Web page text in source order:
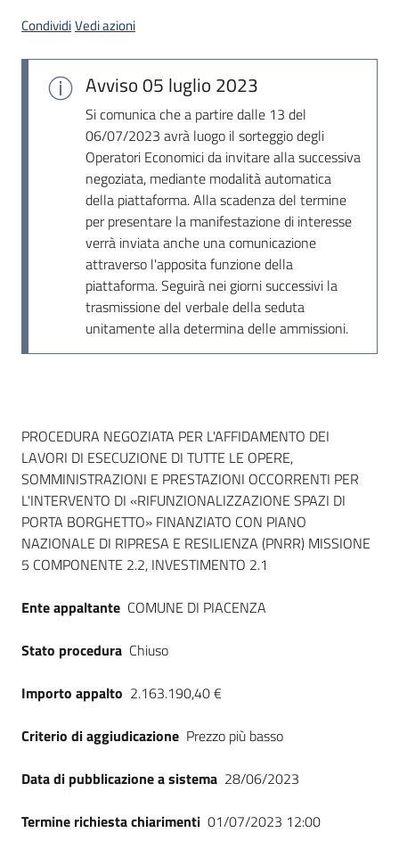
Piattaforme
telematiche
CondividiVedi azioni
Avviso05 luglio 2023
Si comunica che a partire dalle 13 del
06/07/2023 avrà luogo il sorteggio degli
Operatori Economici da invitare alla successiva
negoziata, mediante modalità automatica
della piattaforma. Alla scadenza del termine
per presentare la manifestazione di interesse
verrà inviata anche una comunicazione
attraverso l'apposita funzione della
piattaforma. Seguirà nei giorni successivi la
trasmissione del verbale della seduta
unitamente alla determina delle ammissioni.
Dati del bando
PROCEDURA NEGOZIATA PER L'AFFIDAMENTO DEI
LAVORI DI ESECUZIONE DI TUTTE LE OPERE,
SOMMINISTRAZIONI E PRESTAZIONI OCCORRENTI PER
L'INTERVENTO DI «RIFUNZIONALIZZAZIONE SPAZI DI
PORTA BORGHETTO» FINANZIATO CON PIANO
NAZIONALE DI RIPRESA E RESILIENZA (PNRR) MISSIONE
5 COMPONENTE 2.2, INVESTIMENTO 2.1
Ente appaltante COMUNE DI PIACENZA
Stato procedura Chiuso
Importo appalto 2.163.190,40 €
Criterio di aggiudicazione Prezzo più basso
Data di pubblicazione a sistema 28/06/2023
Termine richiesta chiarimenti 01/07/2023 12:00